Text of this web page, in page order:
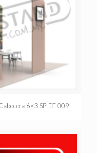
6×3 SP-EF-009